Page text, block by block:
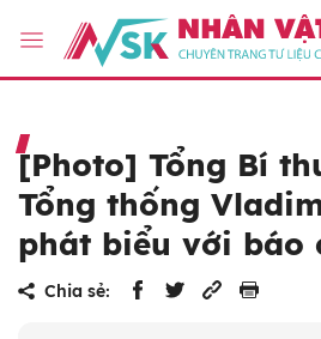
[Photo] Tổng Bí
Tổng thống
phát biểu với báo
Chia sẻ: